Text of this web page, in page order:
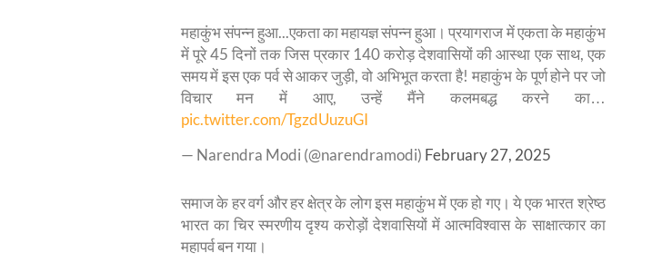
महाकुंभ संपन्न हुआ...एकता का महायज्ञ संपन्न हुआ। प्रयागराज में एकता के महाकुंभ
में पूरे 45 दिनों तक जिस प्रकार 140 करोड़ देशवासियों की आस्था एक साथ, एक
समय में इस एक पर्व से आकर जुड़ी, वो अभिभूत करता है! महाकुंभ के पूर्ण होने पर जो
विचार मन में आए, उन्हें मैंने कलमबद्ध करने का…
pic.twitter.com/TgzdUuzuGI
— Narendra Modi (@narendramodi) February 27, 2025
समाज के हर वर्ग और हर क्षेत्र के लोग इस महाकुंभ में एक हो गए। ये एक भारत श्रेष्ठ
भारत का चिर स्मरणीय दृश्य करोड़ों देशवासियों में आत्मविश्वास के साक्षात्कार का
महापर्व बन गया।